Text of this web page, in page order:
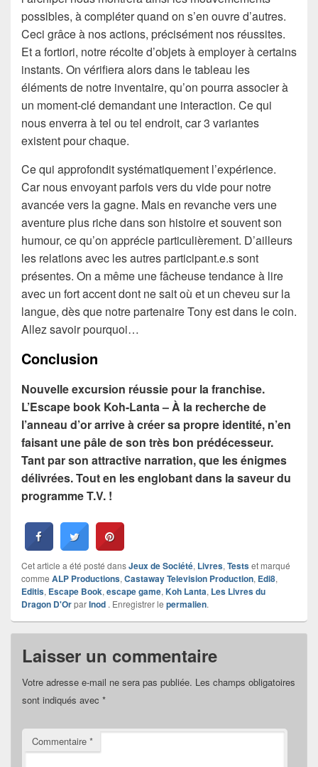
possibles, à compléter quand on s’en ouvre d’autres.
Ceci grâce à nos actions, précisément nos réussites.
Et a fortiori, notre récolte d’objets à employer à certains
instants. On vérifiera alors dans le tableau les
éléments de notre inventaire, qu’on pourra associer à
un moment-clé demandant une interaction. Ce qui
nous enverra à tel ou tel endroit, car 3 variantes
existent pour chaque.
Ce qui approfondit systématiquement l’expérience.
Car nous envoyant parfois vers du vide pour notre
avancée vers la gagne. Mais en revanche vers une
aventure plus riche dans son histoire et souvent son
humour, ce qu’on apprécie particulièrement. D’ailleurs
les relations avec les autres participant.e.s sont
présentes. On a même une fâcheuse tendance à lire
avec un fort accent dont ne sait où et un cheveu sur la
langue, dès que notre partenaire Tony est dans le coin.
Allez savoir pourquoi…
Conclusion
Nouvelle excursion réussie pour la franchise.
L’Escape book Koh-Lanta – À la recherche de
l’anneau d’or arrive à créer sa propre identité, n’en
faisant une pâle de son très bon prédécesseur.
Tant par son attractive narration, que les énigmes
délivrées. Tout en les englobant dans la saveur du
programme T.V. !
Cet article a été posté dansJeux de Société, Livres, Testset marqué
comme ALP Productions, Castaway Television Production, Edi8,
Editis, Escape Book, escape game, Koh Lanta, Les Livres du
Dragon D'OrparInod . Enregistrer le permalien.
Laisser un commentaire
Votre adresse e-mail ne sera pas publiée. Les champs obligatoires
sont indiqués avec *
Commentaire *